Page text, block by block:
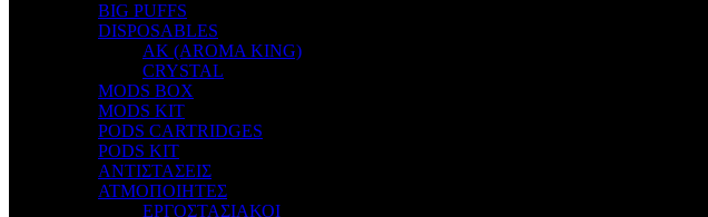
OPMH PROJECT
S-ELF JUICE
SADBOY
SCANDAL
SECRET FOREST
STEAM CITY LIQUIDS
STEAM TRAIN
STEAMPUNK
TALES
TATTOO
THE ALCHEMIST
BIG PUFFS
DISPOSABLES
AK (AROMA KING)
CRYSTAL
MODS BOX
MODS KIT
PODS CARTRIDGES
PODS KIT
ΑΝΤΙΣΤΑΣΕΙΣ
ΑΤΜΟΠΟΙΗΤΕΣ
ΕΡΓΟΣΤΑΣΙΑΚΟΙ